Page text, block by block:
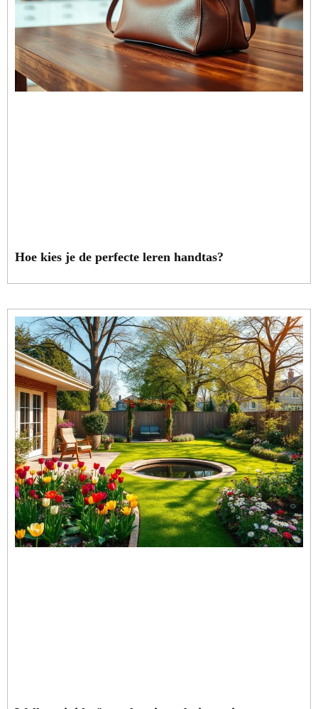
Hoe kies je de perfecte leren handtas?